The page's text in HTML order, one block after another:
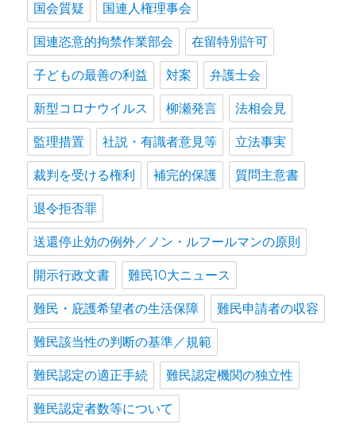
国会質疑 国連人権理事会
国連恣意的拘禁作業部会 在留特別許可
子どもの最善の利益 対案 弁護士会
新型コロナウイルス 柳瀬発言 法相会見
監理措置 社説・有識者意見等 立法事実
裁判を受ける権利 補完的保護 質問主意書
退令拒否罪
送還停止効の例外／ノン・ルフールマンの原則
開示行政文書 難民10大ニュース
難民・庇護希望者の生活保障 難民申請者の収容
難民該当性の判断の基準／規範
難民認定の適正手続 難民認定機関の独立性
難民認定者数等について